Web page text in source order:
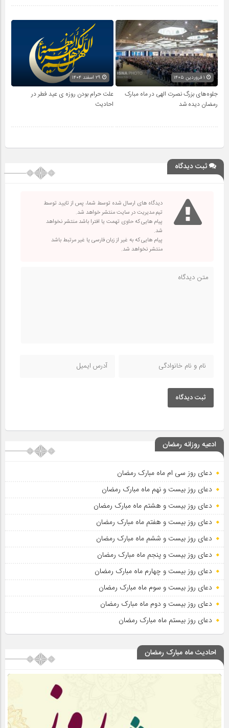
جلوه‌های بزرگ نصرت الهی در ماه مبارک
رمضان دیده شد
علت حرام بودن روزه ی عید فطر در
احادیث
ثبت دیدگاه
دیدگاه های ارسال شده توسط شما، پس از تایید توسط
تیم مدیریت در سایت منتشر خواهد شد.
پیام هایی که حاوی تهمت یا افترا باشد منتشر نخواهد
شد.
پیام هایی که به غیر از زبان فارسی یا غیر مرتبط باشد
منتشر نخواهد شد.
ثبت دیدگاه
ادعیه روزانه رمضان
دعای روز سی ام ماه مبارک رمضان
دعای روز بیست و نهم ماه مبارک رمضان
دعای روز بیست و هشتم ماه مبارک رمضان
دعای روز بیست و هفتم ماه مبارک رمضان
دعای روز بیست و ششم ماه مبارک رمضان
دعای روز بیست و پنجم ماه مبارک رمضان
دعای روز بیست و چهارم ماه مبارک رمضان
دعای روز بیست و سوم ماه مبارک رمضان
دعای روز بیست و دوم ماه مبارک رمضان
دعای روز بیستم ماه مبارک رمضان
احادیث ماه مبارک رمضان